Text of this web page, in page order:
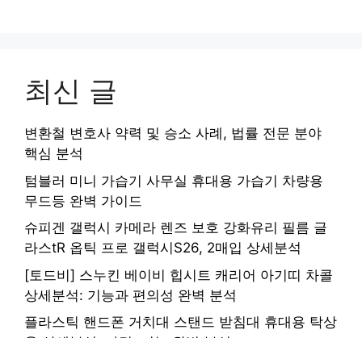
최신 글
변환철 변호사 약력 및 승소 사례, 법률 전문 분야
핵심 분석
텀블러 미니 가습기 사무실 휴대용 가습기 차량용
무드등 완벽 가이드
슈피겐 갤럭시 카메라 렌즈 보호 강화유리 필름 글
라스tR 옵틱 프로 갤럭시S26, 2매입 상세분석
[토드비] 스누킨 베이비 힙시트 캐리어 아기띠 차콜
상세분석: 기능과 편의성 완벽 분석
플라스틱 핸드폰 거치대 스탠드 받침대 휴대용 탁상